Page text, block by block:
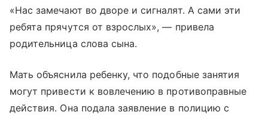
«Нас замечают во дворе и сигналят. А сами эти
ребята прячутся от взрослых», — привела
родительница слова сына.
Мать объяснила ребенку, что подобные занятия
могут привести к вовлечению в противоправные
действия. Она подала заявление в полицию с